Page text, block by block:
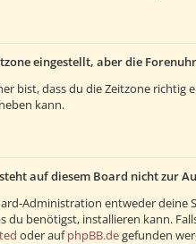
eingestellt, aber die
bist, dass du die Zeitzone
kann.
auf diesem Board nicht zur
Administration entweder deine
du benötigst, installieren kann.
oder aufphpBB.degefunden